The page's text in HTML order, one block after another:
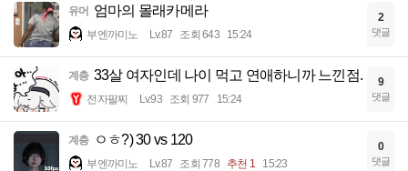
유머 엄마의 몰래카메라
부엔까미노 Lv.87 조회 643 15:24
2
댓글
계층 33살 여자인데 나이 먹고 연애하니까 느낀점.
전자팔찌 Lv.93 조회 977 15:24
9
댓글
계층 ㅇㅎ?) 30 vs 120
부엔까미노 Lv.87 조회 778 추천 1 15:23
0
댓글